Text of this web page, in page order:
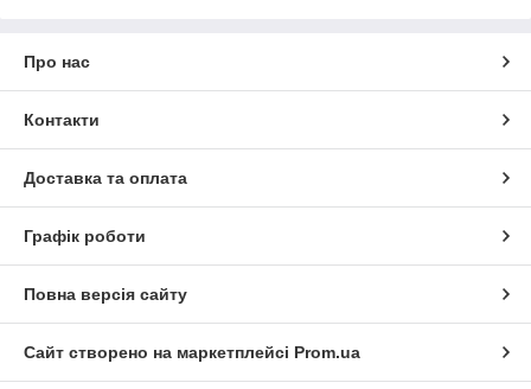
Про нас
Контакти
Доставка та оплата
Графік роботи
Повна версія сайту
Сайт створено на маркетплейсі Prom.ua